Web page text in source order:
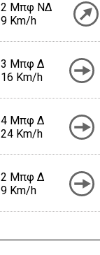
2 Μπφ ΝΔ
9 Km/h
3 Μπφ Δ
16 Km/h
4 Μπφ Δ
24 Km/h
2 Μπφ Δ
9 Km/h